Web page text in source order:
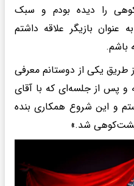
را دیده بودم و سبک
بازیگر علاقه داشتم
باشم.
طریق یکی از دوستانم معرفی
و پس از جلسه‌ای که با آقای
و این شروع همکاری بنده
شد.»